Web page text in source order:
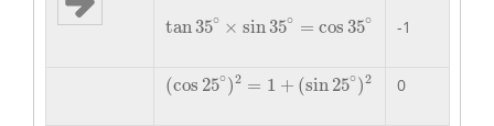
tan35∘ × sin35∘ = cos 35∘
tan 35∘ sin 35∘ 35∘ -1
(cos 25∘)2 = 1 + (sin 25∘)2
(cos 25∘)2 1 ( sin 25∘)2 0